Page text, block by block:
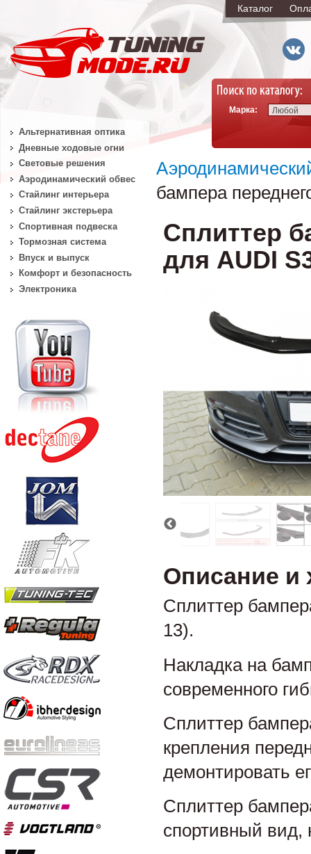
Каталог
Марка: Любой
бампера
Сплиттер
для AUDI
Описание и
Сплиттер
13).
Накладка на
современного
Сплиттер
крепления
демонтировать
Сплиттер
спортивный вид,
Альтернативная оптика
Дневные ходовые огни
Световые решения
Аэродинамический обвес
Стайлинг интерьера
Стайлинг экстерьера
Спортивная подвеска
Тормозная система
Впуск и выпуск
Комфорт и безопасность
Электроника